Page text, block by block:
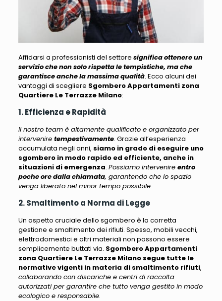
Affidarsi a professionisti del settore significa ottenere un
servizio che non solo rispetta le tempistiche, ma che
garantisce anche la massima qualità. Ecco alcuni dei
vantaggi di scegliere Sgombero Appartamenti zona
Quartiere Le Terrazze Milano:
1. Efficienza e Rapidità
Il nostro team è altamente qualificato e organizzato per
intervenire tempestivamente. Grazie all’esperienza
accumulata negli anni, siamo in grado di eseguire uno
sgombero in modo rapido ed efficiente, anche in
situazioni di emergenza. Possiamo intervenire entro
poche ore dalla chiamata, garantendo che lo spazio
venga liberato nel minor tempo possibile.
2. Smaltimento a Norma di Legge
Un aspetto cruciale dello sgombero è la corretta
gestione e smaltimento dei rifiuti. Spesso, mobili vecchi,
elettrodomestici e altri materiali non possono essere
semplicemente buttati via. Sgombero Appartamenti
zona Quartiere Le Terrazze Milano segue tutte le
normative vigenti in materia di smaltimento rifiuti,
collaborando con discariche e centri di raccolta
autorizzati per garantire che tutto venga gestito in modo
ecologico e responsabile.